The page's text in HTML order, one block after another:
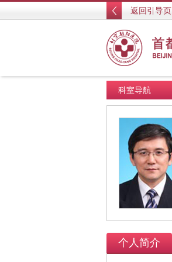
返回引导页
科室导航
个人简介